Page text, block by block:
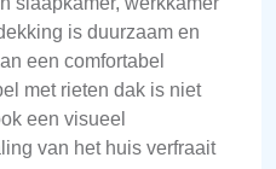
is duurzaam en
een comfortabel
met rieten dak is niet
een visueel
van het huis verfraait